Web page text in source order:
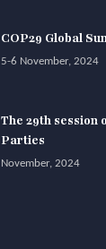
COP29 Global
5-6 November, 2024
The 29th session
Parties
November, 2024